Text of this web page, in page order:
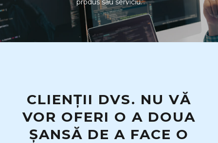
produs sau serviciu.
CLIENȚII DVS. NU VĂ
VOR OFERI O A DOUA
ȘANSĂ DE A FACE O